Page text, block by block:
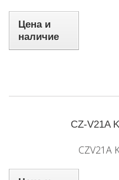
Цена и
наличие
CZ-V21A
CZV21A